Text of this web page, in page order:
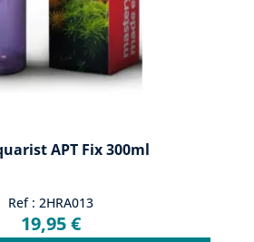
APT Fix 300ml
Ref : 2HRA013
19,95 €